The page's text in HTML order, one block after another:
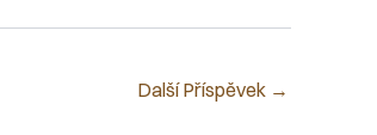
Další Příspěvek →